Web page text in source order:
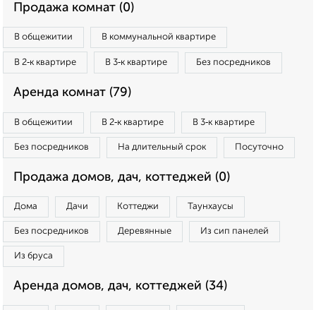
Продажа комнат (0)
В общежитии В коммунальной квартире
В 2‑к квартире В 3‑к квартире Без посредников
Аренда комнат (79)
В общежитии В 2‑к квартире В 3‑к квартире
Без посредников На длительный срок Посуточно
Продажа домов, дач, коттеджей (0)
Дома Дачи Коттеджи Таунхаусы
Без посредников Деревянные Из сип панелей
Из бруса
Аренда домов, дач, коттеджей (34)